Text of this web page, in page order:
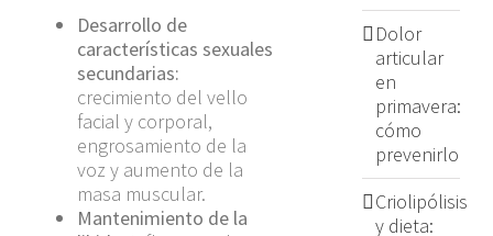
Desarrollo de
características sexuales
secundarias:
crecimiento del vello
facial y corporal,
engrosamiento de la
voz y aumento de la
masa muscular.
Mantenimiento de la
Dolor
articular
en
primavera:
cómo
prevenirlo
Criolipólisis
y dieta: